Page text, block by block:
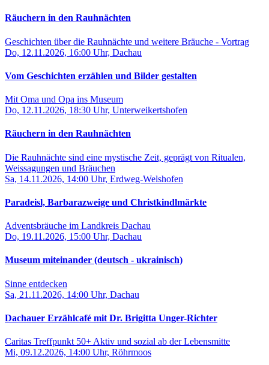
Räuchern in den Rauhnächten
Geschichten über die Rauhnächte und weitere Bräuche - Vortrag
Do, 12.11.2026, 16:00 Uhr, Dachau
Vom Geschichten erzählen und Bilder gestalten
Mit Oma und Opa ins Museum
Do, 12.11.2026, 18:30 Uhr, Unterweikertshofen
Räuchern in den Rauhnächten
Die Rauhnächte sind eine mystische Zeit, geprägt von Ritualen,
Weissagungen und Bräuchen
Sa, 14.11.2026, 14:00 Uhr, Erdweg-Welshofen
Paradeisl, Barbarazweige und Christkindlmärkte
Adventsbräuche im Landkreis Dachau
Do, 19.11.2026, 15:00 Uhr, Dachau
Museum miteinander (deutsch - ukrainisch)
Sinne entdecken
Sa, 21.11.2026, 14:00 Uhr, Dachau
Dachauer Erzählcafé mit Dr. Brigitta Unger-Richter
Caritas Treffpunkt 50+ Aktiv und sozial ab der Lebensmitte
Mi, 09.12.2026, 14:00 Uhr, Röhrmoos